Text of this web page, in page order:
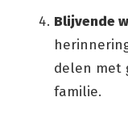
Blijvende
delen met
familie.